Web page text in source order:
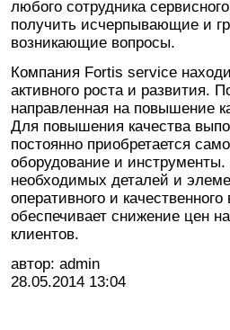
любого сотрудника
получить исчерпывающие и
возникающие вопросы.
Компания Fortis service
активного роста и развития.
направленная на повышение
Для повышения качества
постоянно приобретается
оборудование и инструменты.
необходимых деталей и
оперативного и
обеспечивает снижение цен
клиентов.
автор: admin
28.05.2014 13:04